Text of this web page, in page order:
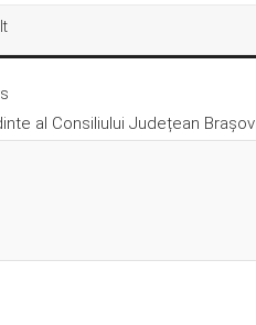
al Consiliului Județean Brașov